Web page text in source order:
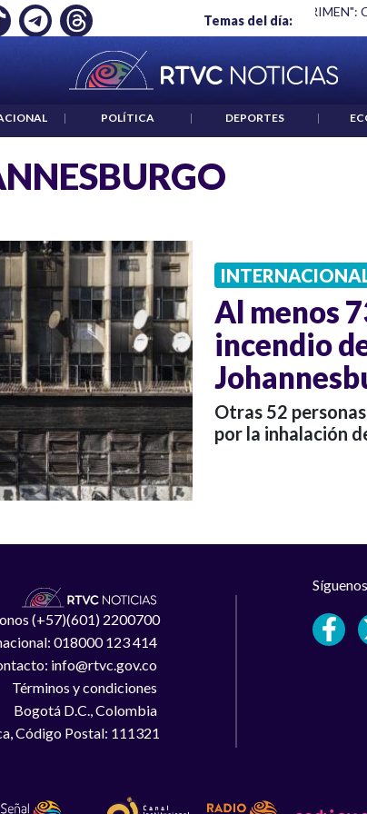
Temas del día:
EMPLEO: JP MORGAN "HABLAR NO ES UN
| POLÍTICA | DEPORTES |
Al menos
incendio
Otras 52
por la inhalación
(+57)(601) 2200700
018000 123 414
info@rtvc.gov.co
Términos y condiciones
Bogotá D.C., Colombia
Código Postal: 111321